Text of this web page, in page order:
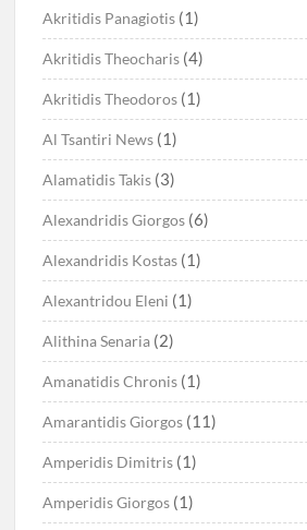
Akritidis Panagiotis (1)
Akritidis Theocharis (4)
Akritidis Theodoros (1)
Al Tsantiri News (1)
Alamatidis Takis (3)
Alexandridis Giorgos (6)
Alexandridis Kostas (1)
Alexantridou Eleni (1)
Alithina Senaria (2)
Amanatidis Chronis (1)
Amarantidis Giorgos (11)
Amperidis Dimitris (1)
Amperidis Giorgos (1)